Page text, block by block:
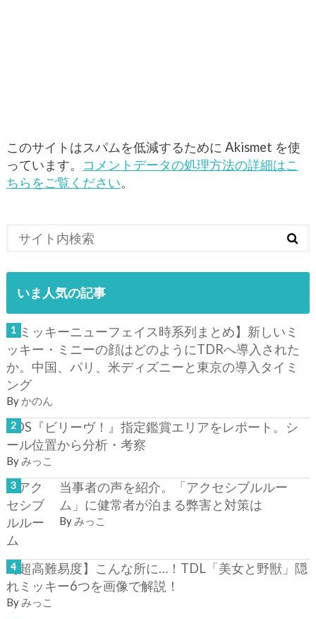
このサイトはスパムを低減するために Akismet を使
っています。 コメントデータの処理方法の詳細はこ
ちらをご覧ください。
いま人気の記事
【ミッキーニューフェイス時系列まとめ】新しいミ
ッキー・ミニーの顔はどのようにTDRへ導入された
か。中国、パリ、米ディズニーと東京の導入タイミ
ング
By かのん
TDS『ビリーヴ！』指定鑑賞エリアをレポート。シ
ール位置から分析・考察
Byみっこ
当事者の声を紹介。「アクセシブルルー
ム」に健常者が泊まる弊害と対策は
Byみっこ
【超高難易度】こんな所に…！TDL「美女と野獣」隠
れミッキー6つを画像で解説！
Byみっこ